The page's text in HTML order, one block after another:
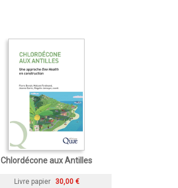
Chlordécone aux Antilles
Livre papier 30,00 €